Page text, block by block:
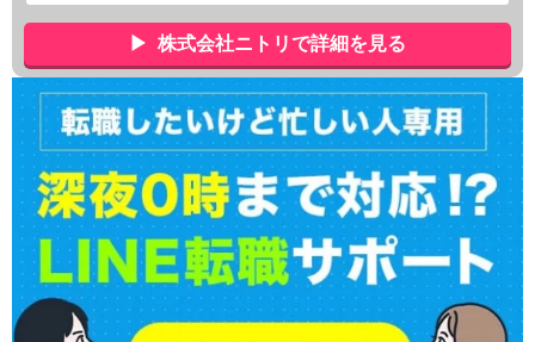
株式会社ニトリで詳細を見る